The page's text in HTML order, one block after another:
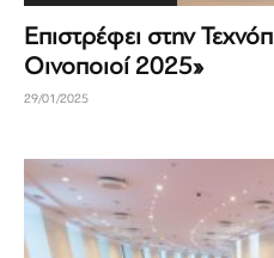
Επιστρέφει στην
Οινοποιοί 2025»
29/01/2025